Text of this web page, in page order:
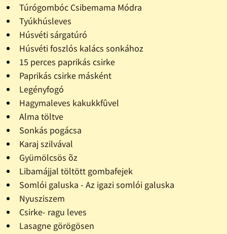
Túrógombóc Csibemama Módra
Tyúkhúsleves
Húsvéti sárgatúró
Húsvéti foszlós kalács sonkához
15 perces paprikás csirke
Paprikás csirke másként
Legényfogó
Hagymaleves kakukkfûvel
Alma töltve
Sonkás pogácsa
Karaj szilvával
Gyümölcsös õz
Libamájjal töltött gombafejek
Somlói galuska - Az igazi somlói galuska
Nyusziszem
Csirke- ragu leves
Lasagne görögösen